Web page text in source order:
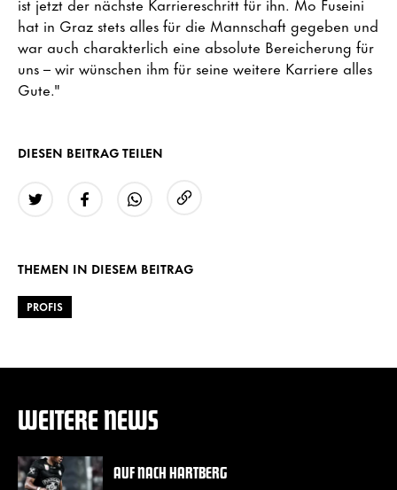
hat in Graz stets alles für die Mannschaft gegeben und
war auch charakterlich eine absolute Bereicherung für
uns – wir wünschen ihm für seine weitere Karriere alles
Gute."
DIESEN BEITRAG TEILEN
THEMEN IN DIESEM BEITRAG
PROFIS
WEITERE NEWS
AUF NACH HARTBERG